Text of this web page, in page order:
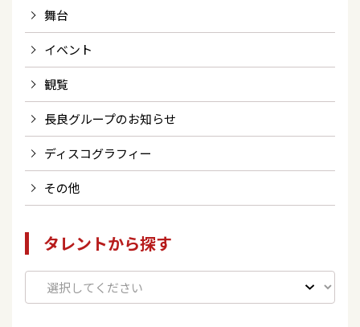
舞台
イベント
観覧
長良グループのお知らせ
ディスコグラフィー
その他
タレントから探す